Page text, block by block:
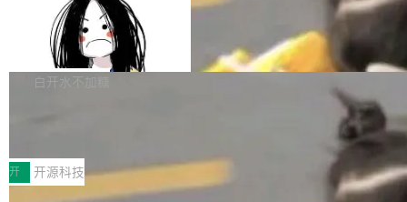
pedia 于去年底上线，定位为由人工智能生成内
容的百科平台，被马斯克视为传统众包百科网站
维基百科的替代方案。Lawfare 调查发现，无论
热门页面还是低关注度页面，均未出现近期更
eloadableResourceBundleMessageSource、
声明 LocaleResolver、注册 LocaleChangeInt
erceptor…五六步之后才能看到第一行翻译文
本。 Solon 换了个方式。整个 i18n 模块围绕三
Apache Doris 4.1 全面增强 Iceberg：
支持 UPDATE、MERGE INTO 与 Iceb
erg V3
Apache Doris 4.1 要补齐的，正是缺失的那一
半。在已有查询能力的基础上，Doris 进一步支
常维护操作，并完整支持 Iceberg V3 格式。
白开水不加糖
村国家自主创新示范区会议中心开幕。本届大会
由中关村智联软件服务业质量创新联盟主办，以
开 开源科技